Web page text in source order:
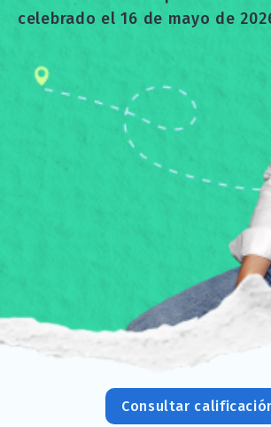
celebrado el 16 de mayo de
Consultar